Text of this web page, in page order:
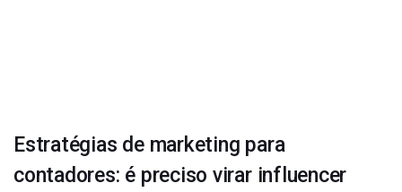
Estratégias de marketing para
contadores: é preciso virar influencer